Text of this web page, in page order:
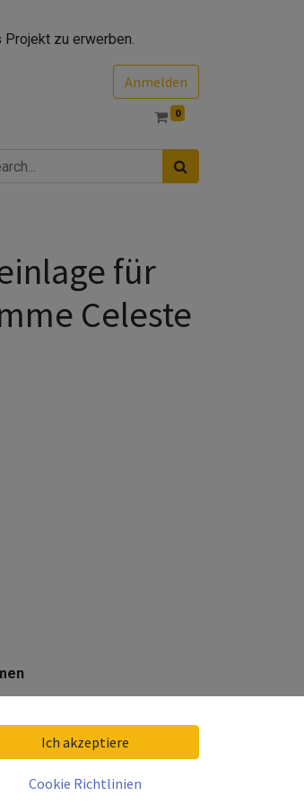
zu erwerben.
Anmelden
0
für
Celeste
Ich akzeptiere
Cookie Richtlinien